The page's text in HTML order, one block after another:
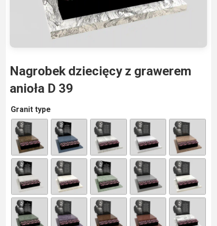
Nagrobek dziecięcy z grawerem
anioła D 39
Granit type
A
lt
n
e